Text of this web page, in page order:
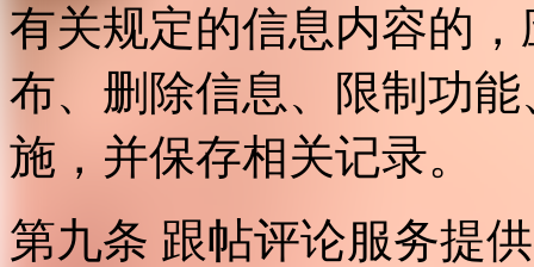
有关规定的信息内容的
布、删除信息、限制功
施，并保存相关记录。
第九条 跟帖评论服务提